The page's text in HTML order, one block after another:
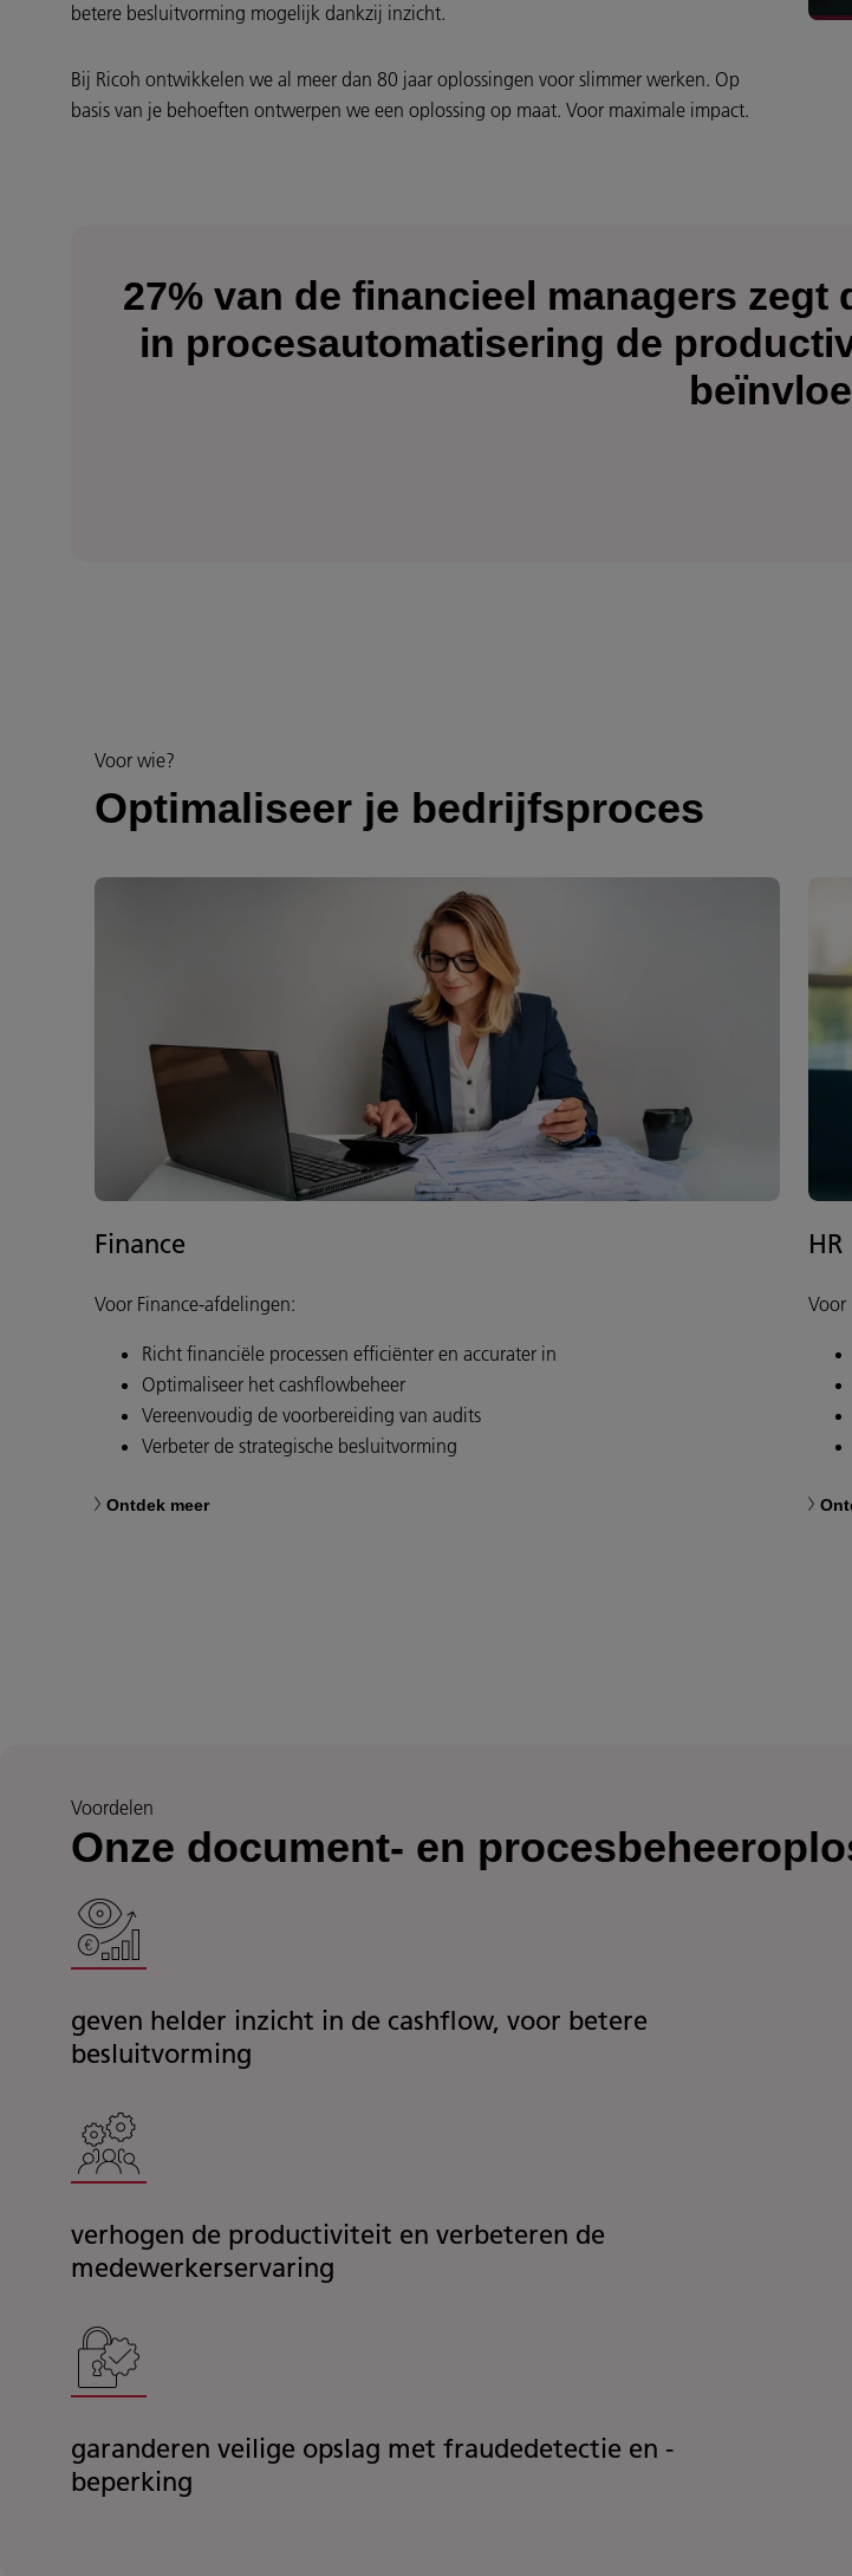
betere besluitvorming mogelijk dankzij inzicht.
Bij Ricoh ontwikkelen we al meer dan 80 jaar oplossingen voor slimmer werken. Op
basis van je behoeften ontwerpen we een oplossing op maat. Voor maximale impact.
27% van de financieel managers
in procesautomatisering de
Voor wie?
Optimaliseer je bedrijfsproces
Finance
Voor Finance-afdelingen:
Richt financiële processen efficiënter en accurater in
Optimaliseer het cashflowbeheer
Vereenvoudig de voorbereiding van audits
Verbeter de strategische besluitvorming
Ontdek meer
HR
Voor
Voordelen
Onze document- en
geven helder inzicht in de cashflow, voor betere
besluitvorming
verhogen de productiviteit en verbeteren de
medewerkerservaring
garanderen veilige opslag met fraudedetectie en -
beperking